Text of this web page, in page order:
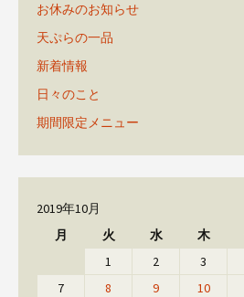
お休みのお知らせ
天ぷらの一品
新着情報
日々のこと
期間限定メニュー
2019年10月
月
火 水 木
1 2 3
7
8 9 10